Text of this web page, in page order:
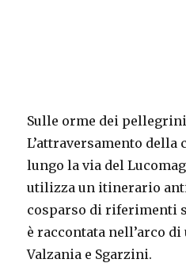
Sulle orme dei
L’attraversamento della
lungo la via del
utilizza un itinerario
cosparso di riferimenti
è raccontata nell’arco
Valzania e Sgarzini.